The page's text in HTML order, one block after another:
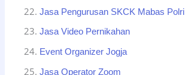
Jasa Pengurusan SKCK Mabas Polri
Jasa Video Pernikahan
Event Organizer Jogja
Jasa Operator Zoom